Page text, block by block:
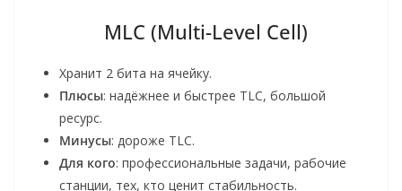
MLC (Multi-Level Cell)
Хранит 2 бита на ячейку.
Плюсы: надёжнее и быстрее TLC, большой
ресурс.
Минусы: дороже TLC.
Для кого: профессиональные задачи, рабочие
станции, тех, кто ценит стабильность.